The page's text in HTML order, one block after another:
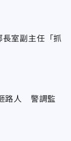
室副主任「抓
路人 警調監